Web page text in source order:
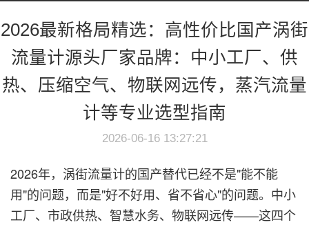
2026最新格局精选：高性价比国产涡街
流量计源头厂家品牌：中小工厂、供
热、压缩空气、物联网远传，蒸汽流量
计等专业选型指南
2026-06-16 13:27:21
2026年，涡街流量计的国产替代已经不是"能不能
用"的问题，而是"好不好用、省不省心"的问题。中小
工厂、市政供热、智慧水务、物联网远传——这四个